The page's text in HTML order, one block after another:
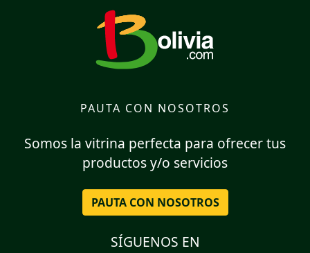
PAUTA CON NOSOTROS
Somos la vitrina perfecta para ofrecer tus
productos y/o servicios
PAUTA CON NOSOTROS
SÍGUENOS EN